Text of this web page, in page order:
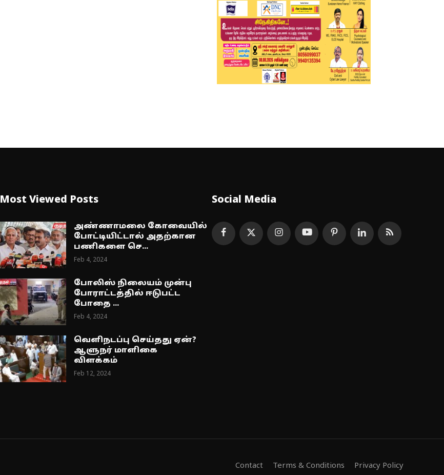
Most Viewed Posts
அண்ணாமலை கோவையில்
போட்டியிட்டால் அதற்கான
பணிகளை செ...
Feb 4, 2024
போலிஸ் நிலையம் முன்பு
போராட்டத்தில் ஈடுபட்ட
போதை ...
Feb 4, 2024
வெளிநடப்பு செய்தது ஏன்?
ஆளுநர் மாளிகை
விளக்கம்
Feb 12, 2024
Social Media
Contact Terms & Conditions Privacy Policy